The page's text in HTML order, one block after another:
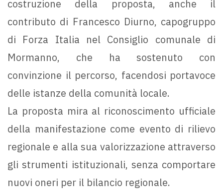
costruzione della proposta, anche il
contributo di Francesco Diurno, capogruppo
di Forza Italia nel Consiglio comunale di
Mormanno, che ha sostenuto con
convinzione il percorso, facendosi portavoce
delle istanze della comunità locale.
La proposta mira al riconoscimento ufficiale
della manifestazione come evento di rilievo
regionale e alla sua valorizzazione attraverso
gli strumenti istituzionali, senza comportare
nuovi oneri per il bilancio regionale.